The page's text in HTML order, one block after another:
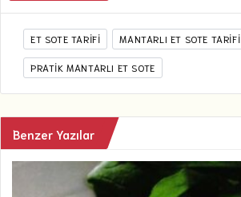
ET SOTE TARIFI MANTARLI ET SOTE TARIFI
PRATIK MANTARLI ET SOTE
Benzer Yazılar